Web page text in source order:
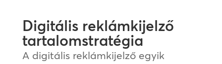
Digitális reklámkijelző
tartalomstratégia
A digitális reklámkijelző egyik